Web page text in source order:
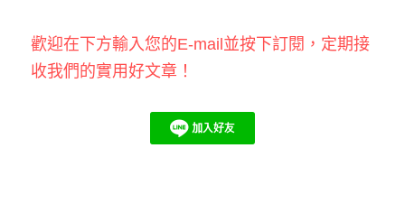
歡迎在下方輸入您的E-mail並按下訂閱，定期接
收我們的實用好文章！